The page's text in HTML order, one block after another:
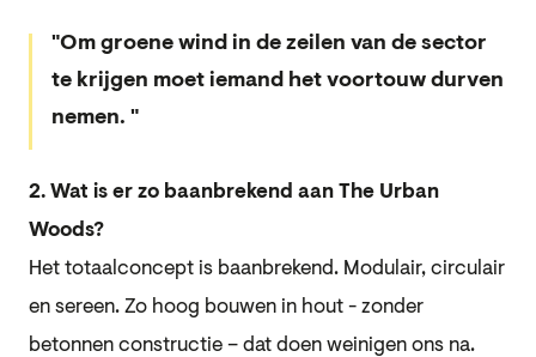
Om groene wind in de zeilen van de sector
te krijgen moet iemand het voortouw durven
nemen.
2. Wat is er zo baanbrekend aan The Urban
Woods?
Het totaalconcept is baanbrekend. Modulair, circulair
en sereen. Zo hoog bouwen in hout - zonder
betonnen constructie – dat doen weinigen ons na.